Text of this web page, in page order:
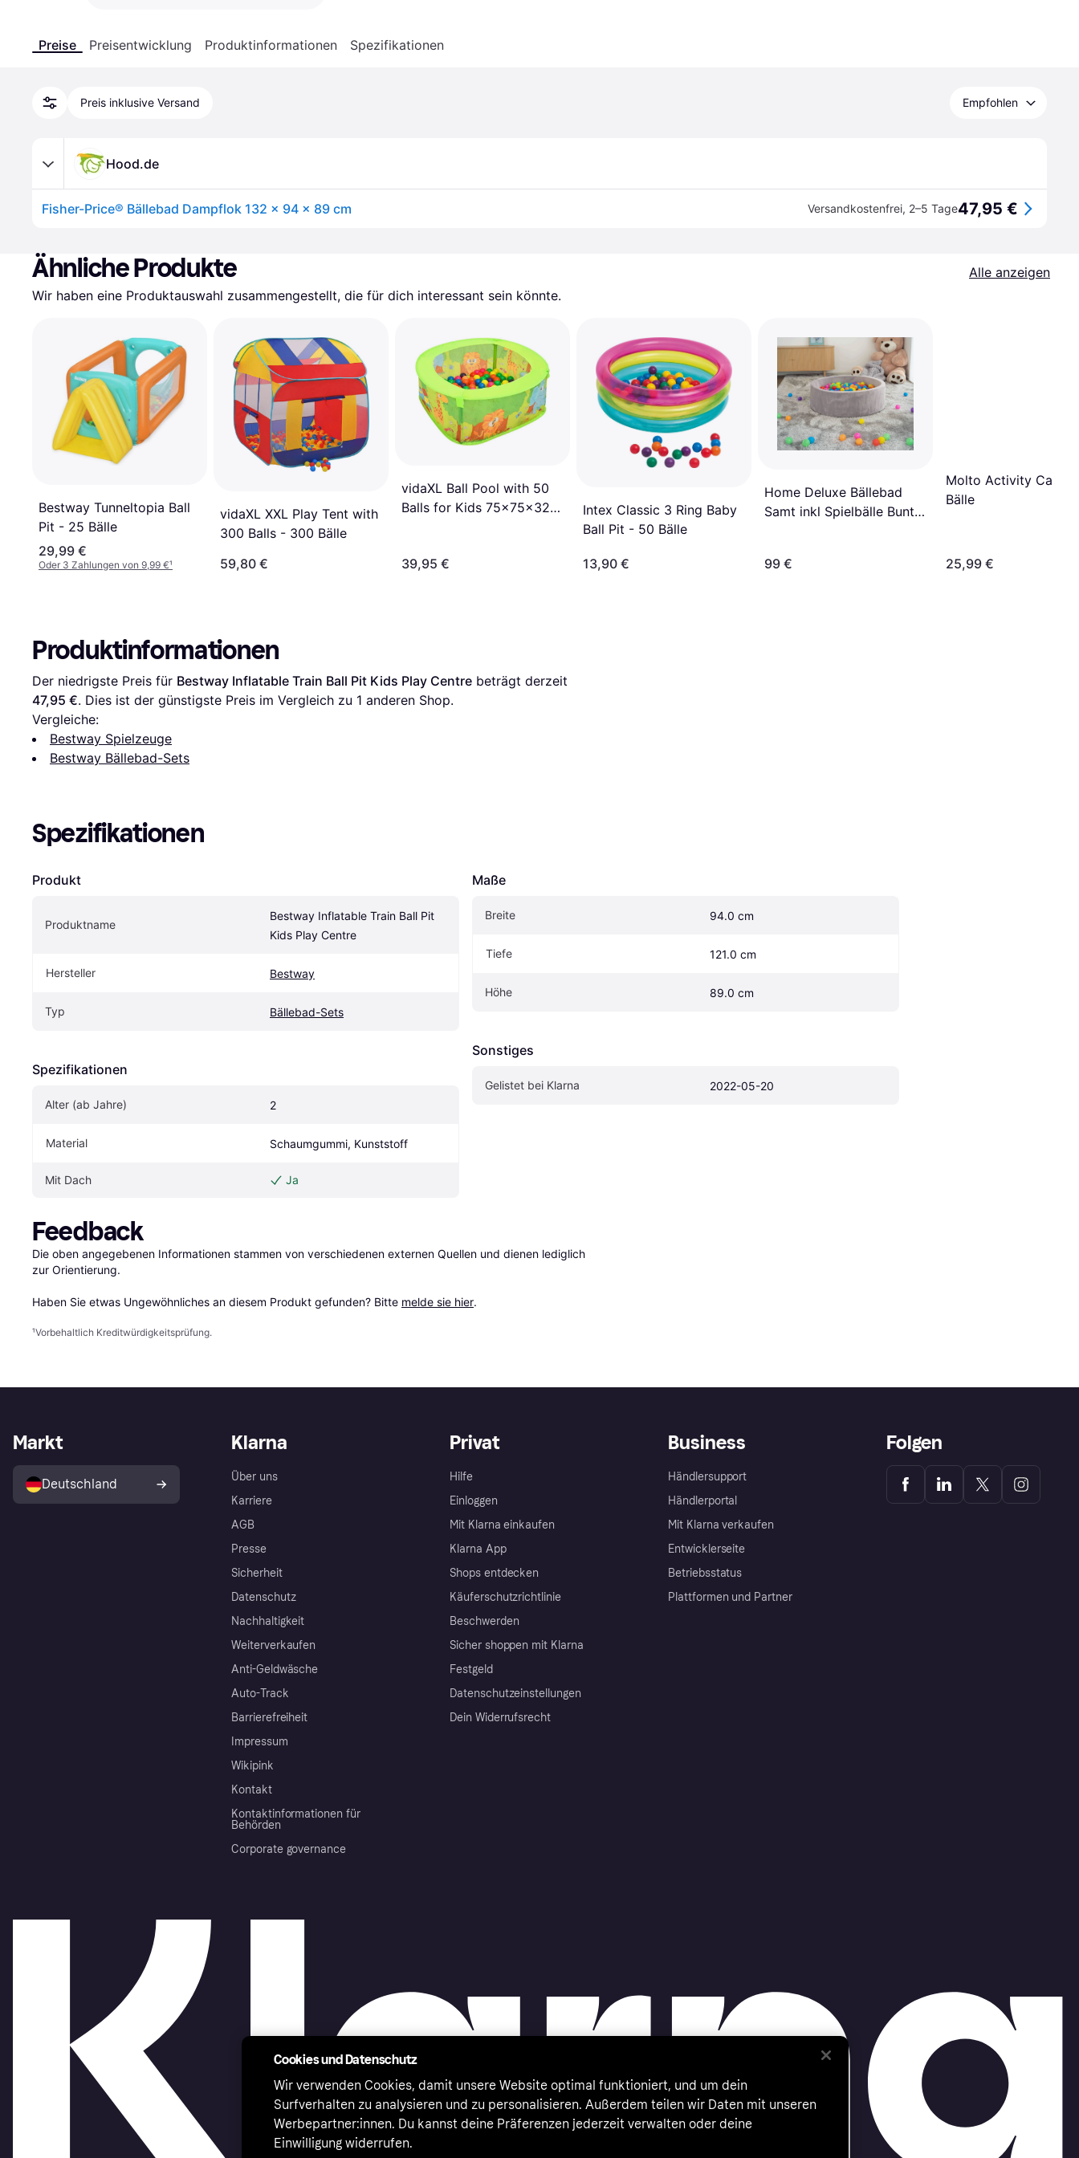
Preise Preisentwicklung Produktinformationen Spezifikationen
Preis inklusive Versand Empfohlen
Hood.de
Fisher-Price® Bällebad Dampflok 132 x 94 x 89 cm Versandkostenfrei, 2–5 Tage47,95 €
Ähnliche Produkte
Alle anzeigen
Wir haben eine Produktauswahl zusammengestellt, die für dich interessant sein könnte.
Bestway Tunneltopia Ball
Pit - 25 Bälle
29,99 €
Oder 3 Zahlungen von 9,99 €¹
vidaXL XXL Play Tent with
300 Balls - 300 Bälle
59,80 €
vidaXL Ball Pool with 50
Balls for Kids 75x75x32
39,95 €
Intex Classic 3 Ring Baby
Ball Pit - 50 Bälle
13,90 €
Home Deluxe Bällebad
Samt inkl Spielbälle Bunt
99 €
Molto Activity Car -
Bälle
25,99 €
Produktinformationen
Der niedrigste Preis für Bestway Inflatable Train Ball Pit Kids Play Centre
47,95 €. Dies ist der günstigste Preis im Vergleich zu 1 anderen Shop.
Vergleiche:
Bestway Spielzeuge
Bestway Bällebad-Sets
Spezifikationen
Produkt
Produktname
Bestway Inflatable Train Ball Pit
Kids Play Centre
Hersteller Bestway
Typ Bällebad-Sets
Spezifikationen
Alter (ab Jahre) 2
Material Schaumgummi, Kunststoff
Mit Dach Ja
Maße
Breite 94.0 cm
Tiefe 121.0 cm
Höhe 89.0 cm
Sonstiges
Gelistet bei Klarna 2022-05-20
Feedback
Die oben angegebenen Informationen stammen von verschiedenen externen Quellen und dienen lediglich
zur Orientierung.
Haben Sie etwas Ungewöhnliches an diesem Produkt gefunden? Bitte melde sie hier.
¹Vorbehaltlich Kreditwürdigkeitsprüfung.
Klarna
Über uns
Karriere
AGB
Presse
Sicherheit
Datenschutz
Nachhaltigkeit
Weiterverkaufen
Anti-Geldwäsche
Auto-Track
Barrierefreiheit
Impressum
Wikipink
Kontakt
Kontaktinformationen für
Behörden
Corporate governance
Privat
Hilfe
Einloggen
Mit Klarna einkaufen
Klarna App
Shops entdecken
Käuferschutzrichtlinie
Beschwerden
Sicher shoppen mit Klarna
Festgeld
Datenschutzeinstellungen
Dein Widerrufsrecht
Business
Händlersupport
Händlerportal
Mit Klarna verkaufen
Entwicklerseite
Betriebsstatus
Plattformen und Partner
Markt
Deutschland
Folgen
Cookies und Datenschutz
Wir verwenden Cookies, damit unsere Website optimal funktioniert, und um dein
Surfverhalten zu analysieren und zu personalisieren. Außerdem teilen wir Daten mit unseren
Werbepartner:innen. Du kannst deine Präferenzen jederzeit verwalten oder deine
Einwilligung widerrufen.